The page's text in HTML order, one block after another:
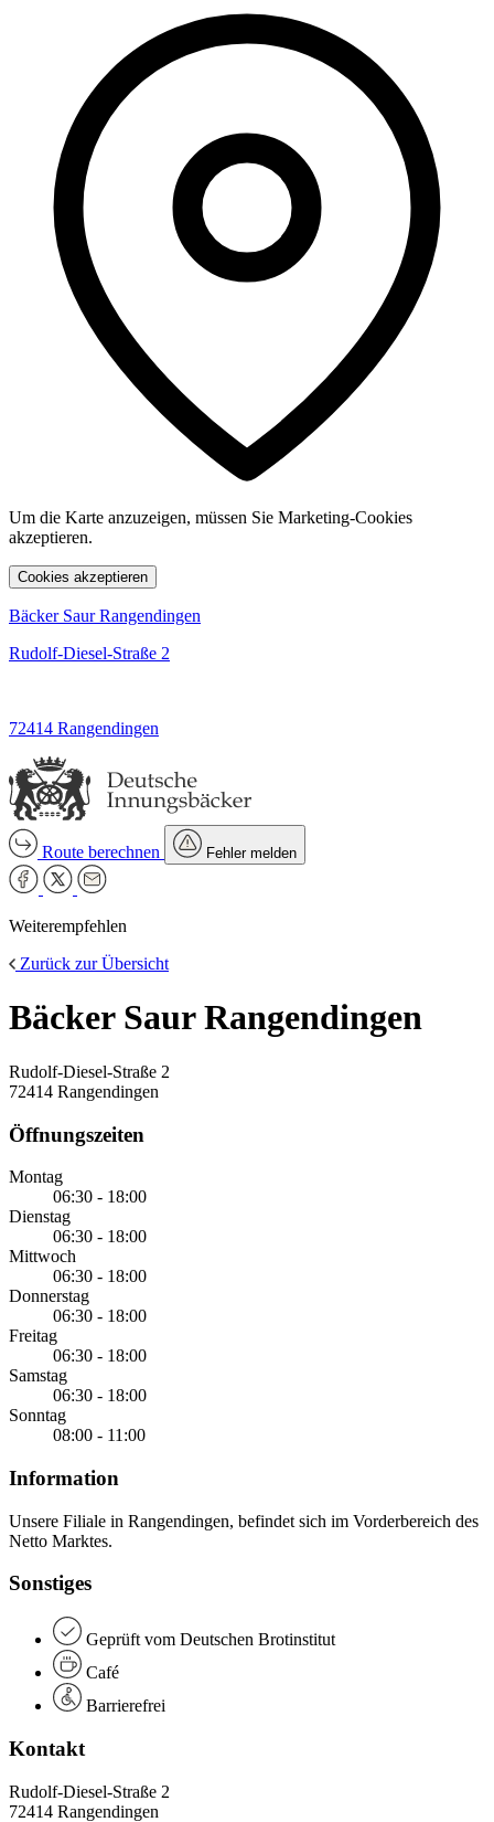
Um die Karte anzuzeigen, müssen Sie Marketing-Cookies
akzeptieren.
Cookies akzeptieren
Bäcker Saur Rangendingen
Rudolf-Diesel-Straße 2
72414 Rangendingen
Route berechnen Fehler melden
Weiterempfehlen
Zurück zur Übersicht
Bäcker Saur Rangendingen
Rudolf-Diesel-Straße 2
72414 Rangendingen
Öffnungszeiten
Montag
06:30 - 18:00
Dienstag
06:30 - 18:00
Mittwoch
06:30 - 18:00
Donnerstag
06:30 - 18:00
Freitag
06:30 - 18:00
Samstag
06:30 - 18:00
Sonntag
08:00 - 11:00
Information
Unsere Filiale in Rangendingen, befindet sich im Vorderbereich des
Netto Marktes.
Sonstiges
Geprüft vom Deutschen Brotinstitut
Café
Barrierefrei
Kontakt
Rudolf-Diesel-Straße 2
72414 Rangendingen